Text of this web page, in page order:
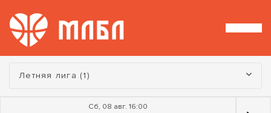
Турнир:
Летняя лига (1)
Сб, 08 авг. 16:00